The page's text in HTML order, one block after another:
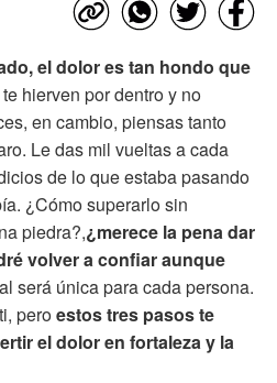
el dolor es tan hondo que
hierven por dentro y no
en cambio, piensas tanto
Le das mil vueltas a cada
de lo que estaba pasando
¿Cómo superarlo sin
piedra?,¿merece la pena dar
volver a confiar aunque
será única para cada persona.
peroestos tres pasos te
el dolor en fortaleza y la